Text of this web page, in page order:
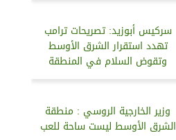
سركيس أبوزيد: تصريحات ترامب
تهدد استقرار الشرق الأوسط
وتقوض السلام في المنطقة
وزير الخارجية الروسي : منطقة
الشرق الأوسط ليست ساحة للعب